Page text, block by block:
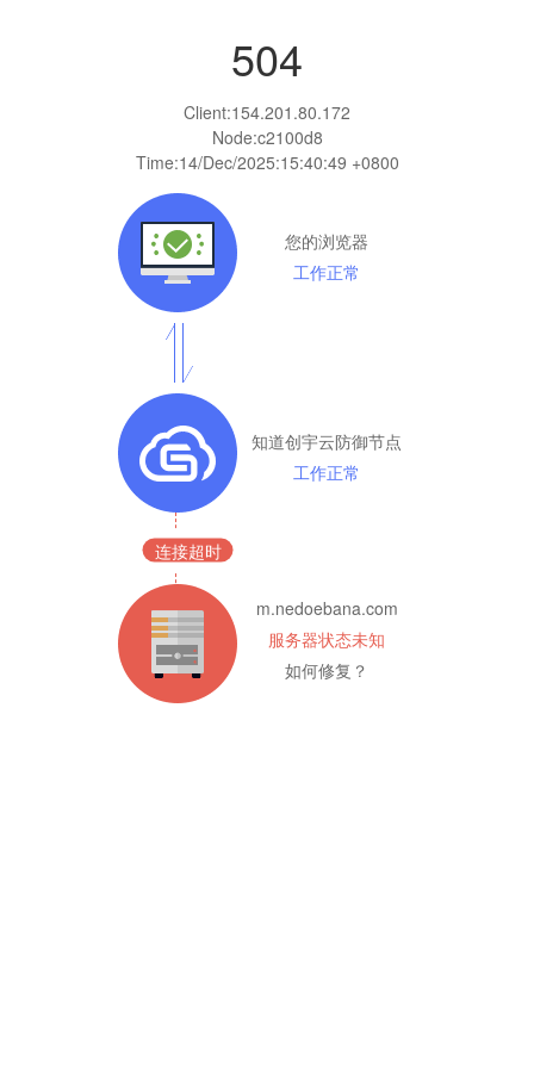
504
Client:154.201.80.172
Node:c2100d8
Time:14/Dec/2025:15:40:49 +0800
您的浏览器
工作正常
知道创宇云防御节点
工作正常
连接超时
m.nedoebana.com
服务器状态未知
如何修复？